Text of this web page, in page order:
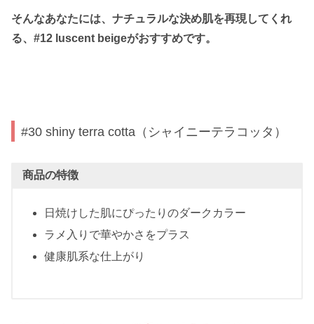
そんなあなたには、ナチュラルな決め肌を再現してくれ
る、#12 luscent beigeがおすすめです。
#30 shiny terra cotta（シャイニーテラコッタ）
商品の特徴
日焼けした肌にぴったりのダークカラー
ラメ入りで華やかさをプラス
健康肌系な仕上がり